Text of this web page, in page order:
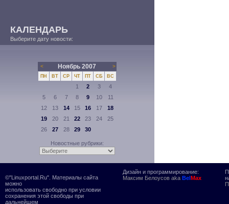
КАЛЕНДАРЬ
Выберите дату новости:
< Ноябрь 2007 >
ПН ВТ СР ЧТ ПТ СБ ВС
1 2 3
4
5
6 7 8 9 10
11
12
13 14 15 16 17
18
19
20 21 22 23 24
25
26
27 28 29 30
Новостные рубрики:
©"Linuxportal.Ru". Материалы сайта
можно
использовать свободно при условии
сохранения этой свободы при
дальнейшем
Дизайн и программирование:
Максим Белоусов aka BelMax